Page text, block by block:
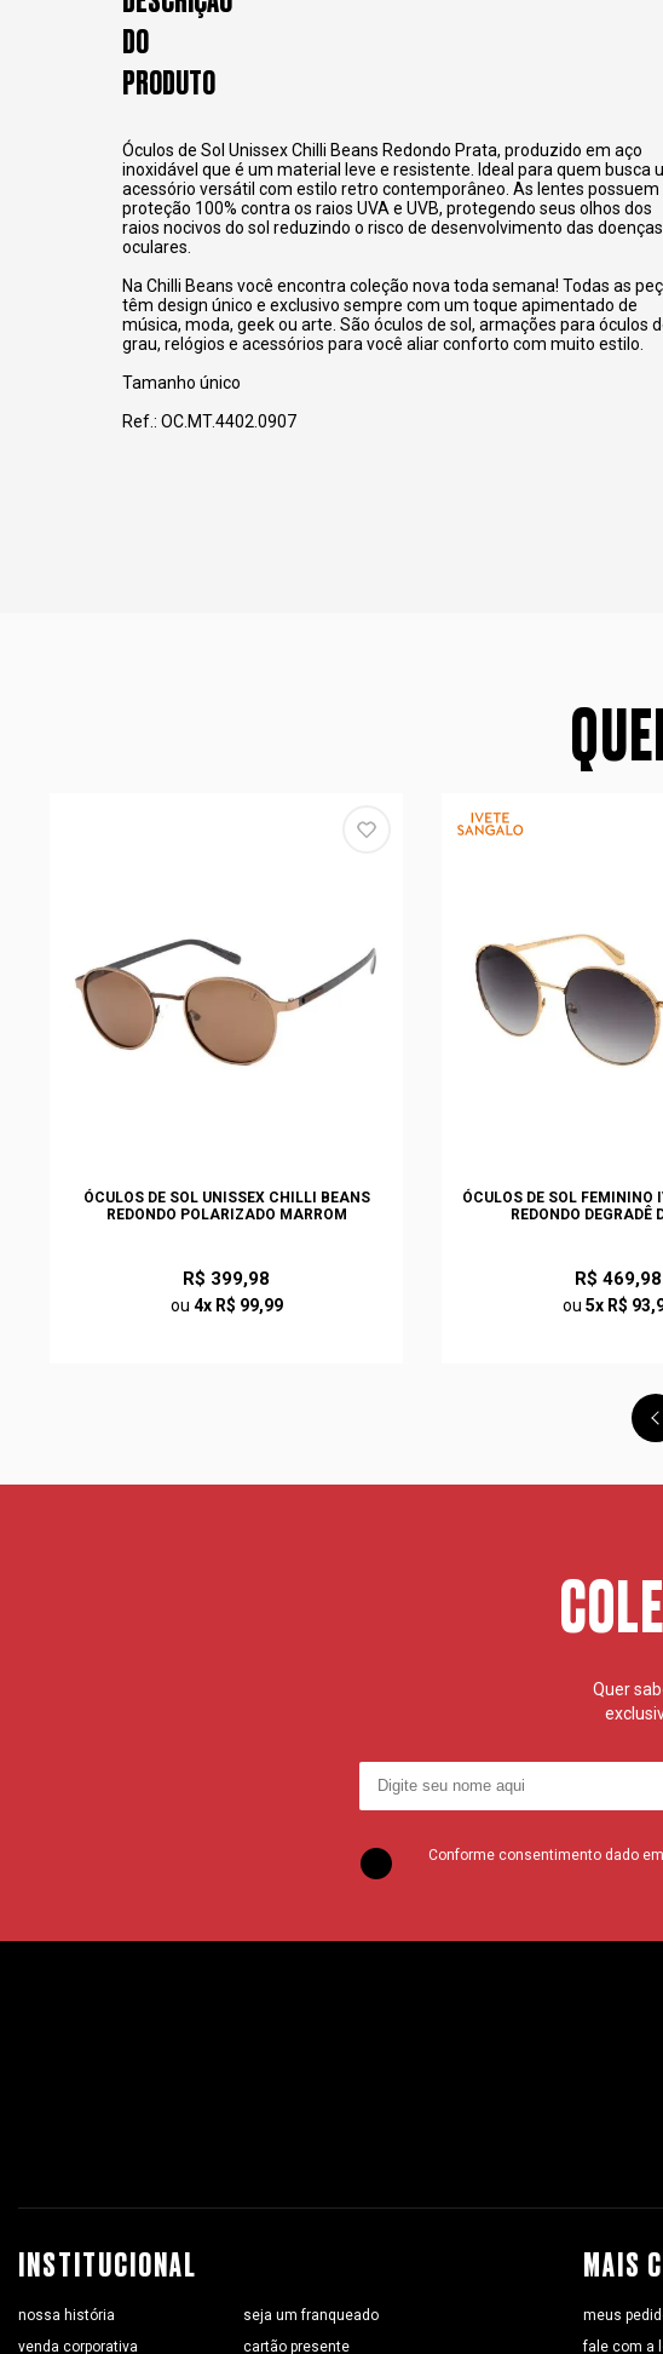
DO
PRODUTO
Óculos de Sol Unissex Chilli Beans Redondo Prata, produzido em aço
inoxidável que é um material leve e resistente. Ideal para quem busca
acessório versátil com estilo retro contemporâneo. As lentes possuem
proteção 100% contra os raios UVA e UVB, protegendo seus olhos dos
raios nocivos do sol reduzindo o risco de desenvolvimento das doenças
oculares.
Na Chilli Beans você encontra coleção nova toda semana! Todas as
têm design único e exclusivo sempre com um toque apimentado de
música, moda, geek ou arte. São óculos de sol, armações para óculos
grau, relógios e acessórios para você aliar conforto com muito estilo.
Tamanho único
Ref.: OC.MT.4402.0907
ÓCULOS DE SOL UNISSEX CHILLI BEANS
REDONDO POLARIZADO MARROM
R$ 399,98
ou 4x R$ 99,99
ÓCULOS DE SOL FEMININO
REDONDO DEGRADÊ
R$ 469,98
ou 5x R$
Quer
Conforme consentimento dado
INSTITUCIONAL
nossa história
seja um franqueado
venda corporativa
cartão presente
MAIS
meus
fale com a